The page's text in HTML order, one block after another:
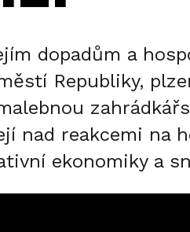
dopadům a
Republiky,
nad reakcemi na
ekonomiky a